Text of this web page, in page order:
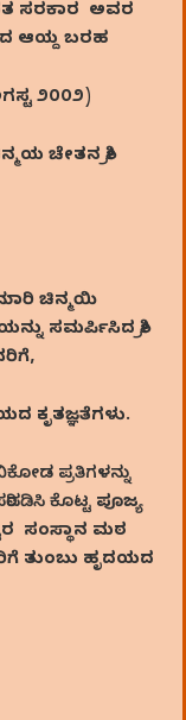
ಸರಕಾರ ಅವರ
ಆಯ್ದ ಬರಹ
೨೦೦೨)
ಚೇತನ ಶ್ರೀ
ಚಿನ್ಮಯಿ
ಸಮರ್ಪಿಸಿದ ಶ್ರೀ
ಕೃತಜ್ಞತೆಗಳು.
ಪ್ರತಿಗಳನ್ನು
ಕೊಟ್ಟ ಪೂಜ್ಯ
ಸಂಸ್ಥಾನ ಮಠ
ತುಂಬು ಹೃದಯದ